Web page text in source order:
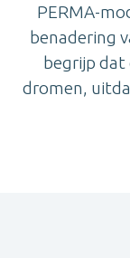
PERMA-
benadering
begrijp dat
dromen,